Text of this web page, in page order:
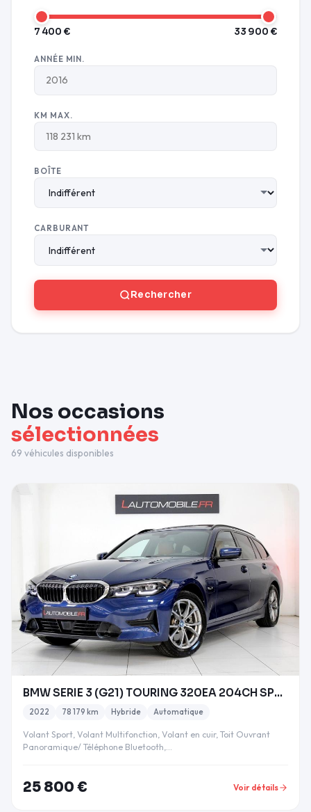
7 400 € 33 900 €
ANNÉE MIN.
KM MAX.
BOÎTE
CARBURANT
Rechercher
Nos occasions
sélectionnées
69 véhicules disponibles
BMW SERIE 3 (G21) TOURING 320EA 204CH SPORT LINE T
2022 78 179 km Hybride Automatique
Volant Sport, Volant Multifonction, Volant en cuir, Toit Ouvrant
Panoramique/ Téléphone Bluetooth,…
25 800 € Voir détails